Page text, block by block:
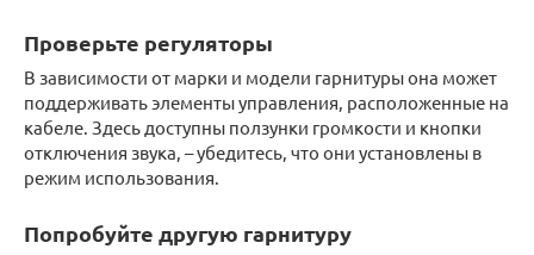
Проверьте регуляторы
В зависимости от марки и модели гарнитуры она может
поддерживать элементы управления, расположенные на
кабеле. Здесь доступны ползунки громкости и кнопки
отключения звука, – убедитесь, что они установлены в
режим использования.
Попробуйте другую гарнитуру